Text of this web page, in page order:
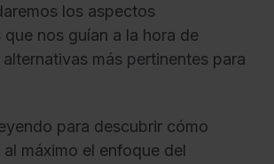
los aspectos
nos guían a la hora de
más pertinentes para
para descubrir cómo
máximo el enfoque del